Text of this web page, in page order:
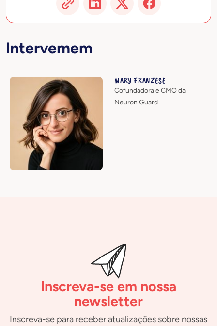
Intervemem
MARY FRANZESE
Cofundadora e CMO da
Neuron Guard
Inscreva-se em nossa
newsletter
Inscreva-se para receber atualizações sobre nossas